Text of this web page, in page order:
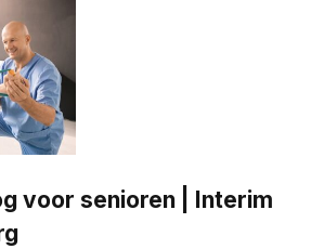
voor senioren | Interim